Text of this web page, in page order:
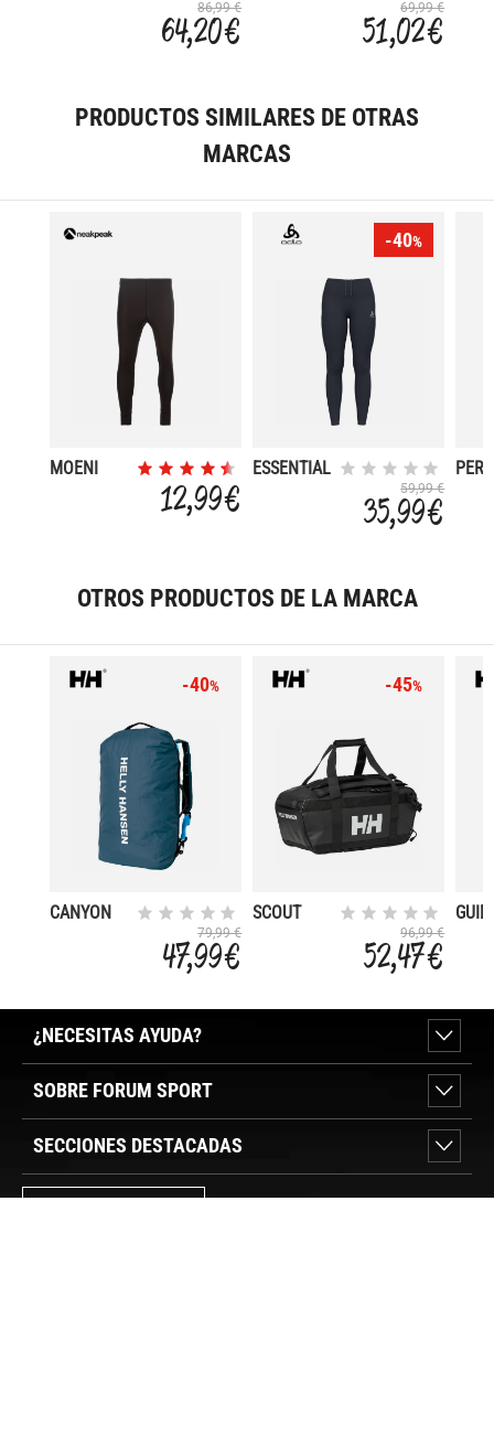
86,99 €
64,20 €
69,99 €
51,02 €
PRODUCTOS SIMILARES DE OTRAS
MARCAS
MOENI
12,99 €
-40%
ESSENTIAL
59,99 €
35,99 €
OTROS PRODUCTOS DE LA MARCA
-40%
CANYON
79,99 €
47,99 €
-45%
SCOUT
96,99 €
52,47 €
¿NECESITAS AYUDA?
SOBRE FORUM SPORT
SECCIONES DESTACADAS